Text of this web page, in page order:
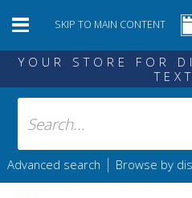
SKIP TO MAIN CONTENT
YOUR STORE FOR
Advanced search | Browse by